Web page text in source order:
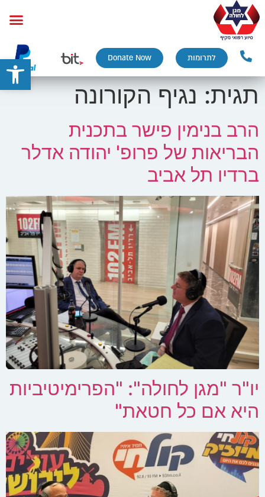
לתרומות Donate Now
תגית:נגיף הקורונה
הרב בנימין פישר בתכנית
הבריאות של פרופ' יהודה אדלר
ברדיו תל אביב
יו"ר "מגן לחולה": "הפרימיטיביות
היא אם כל חטאת"